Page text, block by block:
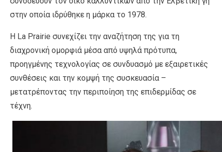
στην οποία ιδρύθηκε η μάρκα το 1978.
Η La Prairie συνεχίζει την αναζήτηση της για τη
διαχρονική ομορφιά μέσα από υψηλά πρότυπα,
προηγμένης τεχνολογίας σε συνδυασμό με εξαιρετικές
συνθέσεις και την κομψή της συσκευασία –
μετατρέποντας την περιποίηση της επιδερμίδας σε
τέχνη.